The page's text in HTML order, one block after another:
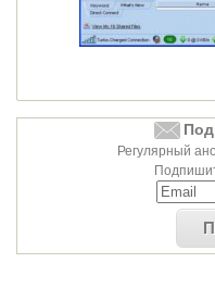
Регулярный